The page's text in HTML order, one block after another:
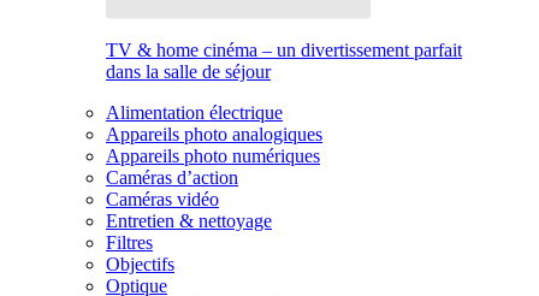
TV & home cinéma – un divertissement parfait
dans la salle de séjour
Alimentation électrique
Appareils photo analogiques
Appareils photo numériques
Caméras d’action
Caméras vidéo
Entretien & nettoyage
Filtres
Objectifs
Optique